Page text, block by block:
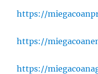
https://
https://
https://